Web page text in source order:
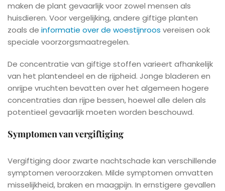
maken de plant gevaarlijk voor zowel mensen als
huisdieren. Voor vergelijking, andere giftige planten
zoals de informatie over de woestijnroos vereisen ook
speciale voorzorgsmaatregelen.
De concentratie van giftige stoffen varieert afhankelijk
van het plantendeel en de rijpheid. Jonge bladeren en
onrijpe vruchten bevatten over het algemeen hogere
concentraties dan rijpe bessen, hoewel alle delen als
potentieel gevaarlijk moeten worden beschouwd.
Symptomen van vergiftiging
Vergiftiging door zwarte nachtschade kan verschillende
symptomen veroorzaken. Milde symptomen omvatten
misselijkheid, braken en maagpijn. In ernstigere gevallen